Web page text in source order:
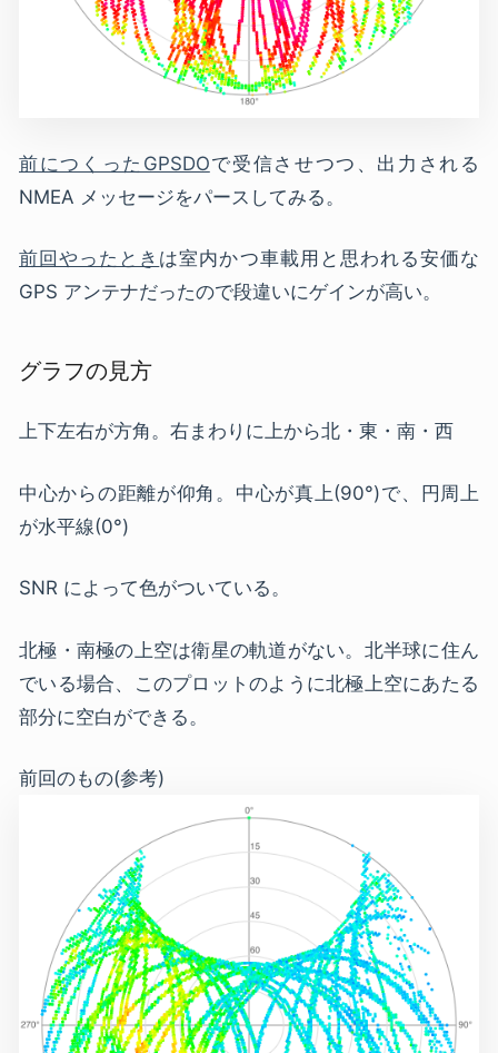
前につくったGPSDOで受信させつつ、出力される
NMEA メッセージをパースしてみる。
前回やったとき は室内かつ車載用と思われる安価な
GPS アンテナだったので段違いにゲインが高い。
グラフの見方
上下左右が方角。右まわりに上から北・東・南・西
中心からの距離が仰角。中心が真上(90°)で、円周上
が水平線(0°)
SNR によって色がついている。
北極・南極の上空は衛星の軌道がない。北半球に住ん
でいる場合、このプロットのように北極上空にあたる
部分に空白ができる。
前回のもの(参考)